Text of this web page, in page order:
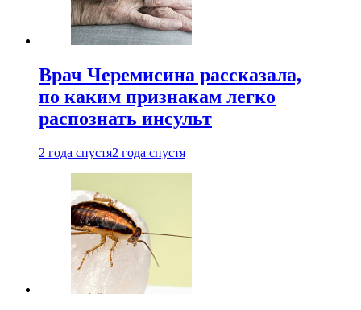
Врач Черемисина рассказала,
по каким признакам легко
распознать инсульт
2 года спустя2 года спустя